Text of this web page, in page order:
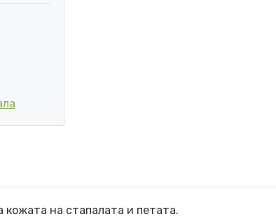
(ЕДЕН ПАР) количина
кожата на стапалата и петата.